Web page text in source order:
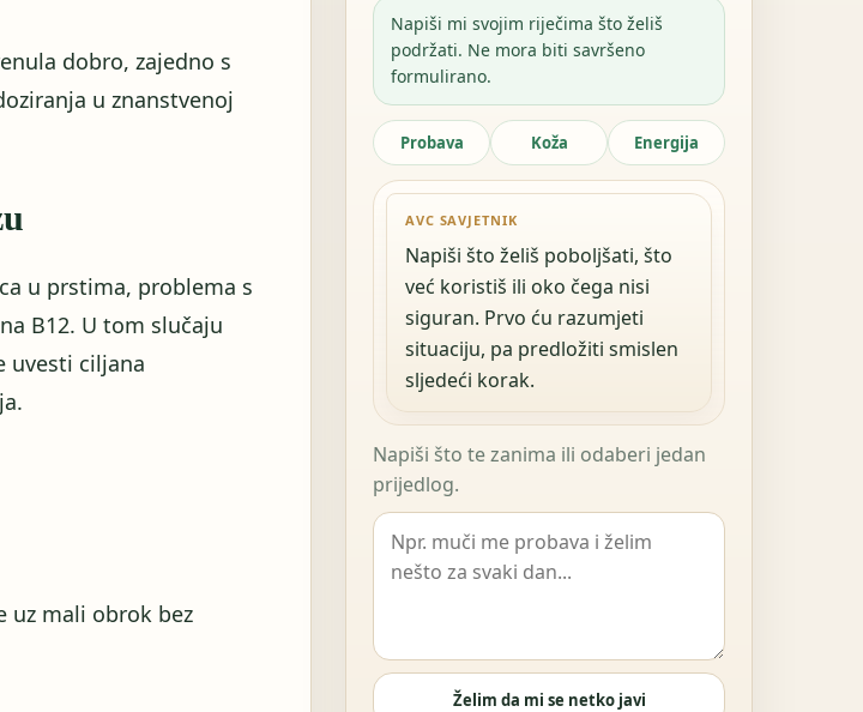
dobro, zajedno s
u znanstvenoj
u prstima, problema s
B12. U tom slučaju
uvesti ciljana
uz mali obrok bez
Napiši mi svojim riječima što želiš
podržati. Ne mora biti savršeno
formulirano.
Probava Koža Energija
AVC SAVJETNIK
Napiši što želiš poboljšati, što
već koristiš ili oko čega nisi
siguran. Prvo ću razumjeti
situaciju, pa predložiti smislen
sljedeći korak.
Napiši što te zanima ili odaberi jedan
prijedlog.
Želim da mi se netko javi